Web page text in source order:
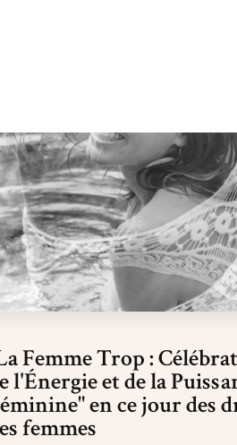
Femme Trop :
l'Énergie et de la
en ce jour des
femmes